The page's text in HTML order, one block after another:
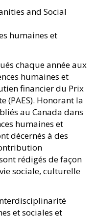
and Social
humaines et
chaque année aux
humaines et
financier du Prix
(PAES). Honorant la
au Canada dans
humaines et
décernés à des
rédigés de façon
sociale, culturelle
et sociales et